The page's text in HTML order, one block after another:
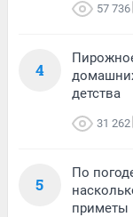
57 736
4
детства
31 262
5
По
приметы